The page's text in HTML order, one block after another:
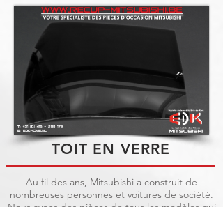
TOIT EN VERRE
Au fil des ans, Mitsubishi a construit de
nombreuses personnes et voitures de société.